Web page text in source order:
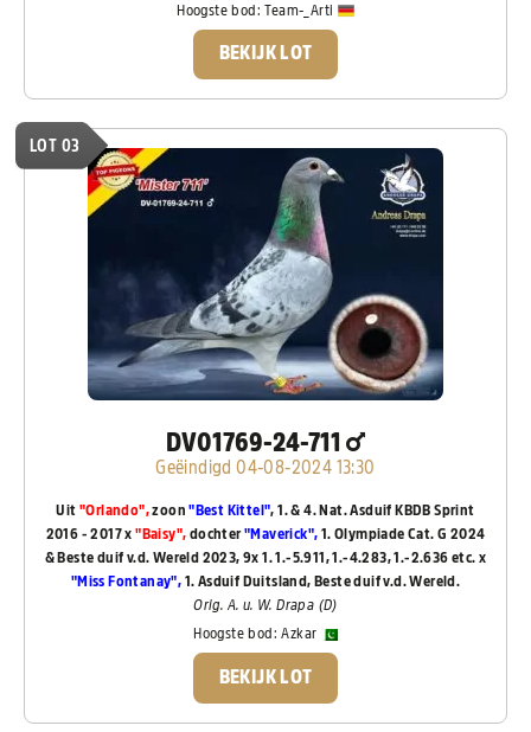
Hoogste bod:Team-_Arti
BEKIJK LOT
LOT 03
DV01769-24-711
Geëindigd 04-08-2024 13:30
Uit "Orlando",zoon"Best Kittel", 1. & 4. Nat. Asduif KBDB Sprint
2016 - 2017 x"Baisy", dochter"Maverick", 1. Olympiade Cat. G 2024
& Beste duif v.d. Wereld 2023, 9x 1. 1.-5.911, 1.-4.283, 1.-2.636 etc. x
"Miss Fontanay", 1. Asduif Duitsland, Beste duif v.d. Wereld.
Orig. A. u. W. Drapa (D)
Hoogste bod:Azkar
BEKIJK LOT